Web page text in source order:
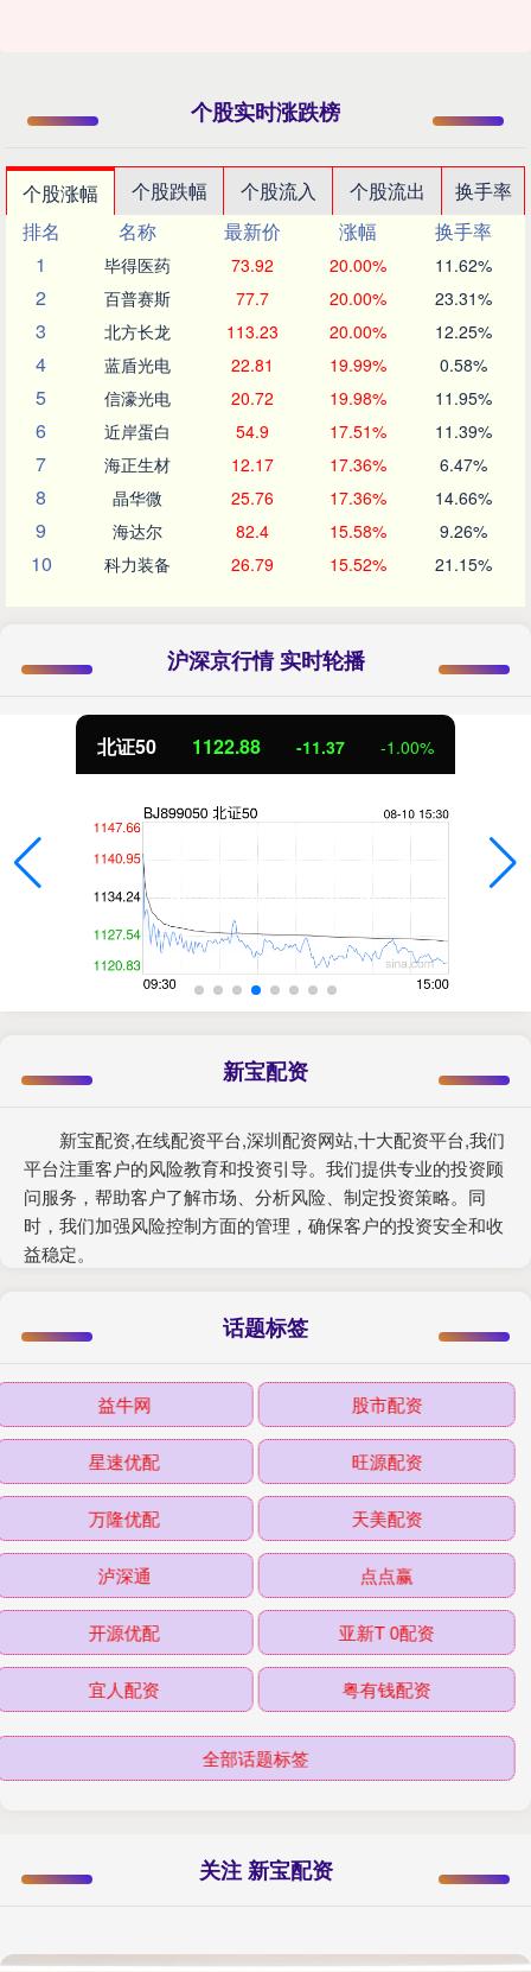
个股实时涨跌榜
个股涨幅 个股跌幅 个股流入 个股流出
换手率
排名
名称 最新价 涨幅
换手率
1
毕得医药 73.92 20.00% 11.62%
2 百普赛斯 77.7 20.00% 23.31%
3 北方长龙 113.23 20.00% 12.25%
4 蓝盾光电 22.81 19.99% 0.58%
5 信濠光电 20.72 19.98% 11.95%
6 近岸蛋白 54.9 17.51% 11.39%
7 海正生材 12.17 17.36% 6.47%
8 晶华微 25.76 17.36% 14.66%
9 海达尔 82.4 15.58% 9.26%
10 科力装备 26.79 15.52% 21.15%
沪深京行情 实时轮播
北证50 1122.88 -11.37 -1.00%
新宝配资
新宝配资,在线配资平台,深圳配资网站,十大配资平台,我们
平台注重客户的风险教育和投资引导。我们提供专业的投资顾
问服务，帮助客户了解市场、分析风险、制定投资策略。同
时，我们加强风险控制方面的管理，确保客户的投资安全和收
益稳定。
话题标签
益牛网 股市配资
星速优配 旺源配资
万隆优配 天美配资
泸深通 点点赢
开源优配 亚新T 0配资
宜人配资 粤有钱配资
全部话题标签
关注 新宝配资